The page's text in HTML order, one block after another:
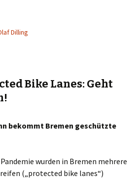
Dilling
Bike Lanes: Geht
bekommt Bremen geschützte
wurden in Bremen mehrere
(„protected bike lanes“)